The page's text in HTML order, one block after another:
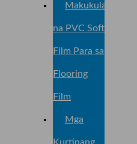
Makukulay
na PVC Soft
Film Para sa
Flooring
Film
Mga